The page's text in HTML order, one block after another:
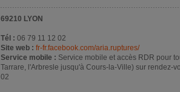
69210 LYON
Tél : 06 79 11 12 02
Site web : fr-fr.facebook.com/aria.ruptures/
Service mobile : Service mobile et accès RDR pour
Tarrare, l'Arbresle jusqu'à Cours-la-Ville) sur rendez-
02